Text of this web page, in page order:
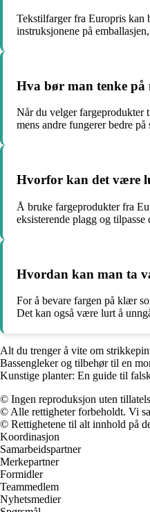
Tekstilfarger fra Europris kan
instruksjonene på
Hva bør man tenke
Når du velger fargeprodukter
mens andre fungerer bedre
Hvorfor kan det være
Å bruke fargeprodukter fra
eksisterende plagg og
Hvordan kan man ta
For å bevare fargen på klær
Det kan også være lurt å
Alt du trenger å vite om
Bassengleker og tilbehør til en
Kunstige planter: En guide til
© Ingen reproduksjon uten
© Alle rettigheter forbeholdt. Vi
© Rettighetene til alt innhold på
Koordinasjon
Samarbeidspartner
Merkepartner
Formidler
Teammedlem
Nyhetsmedier